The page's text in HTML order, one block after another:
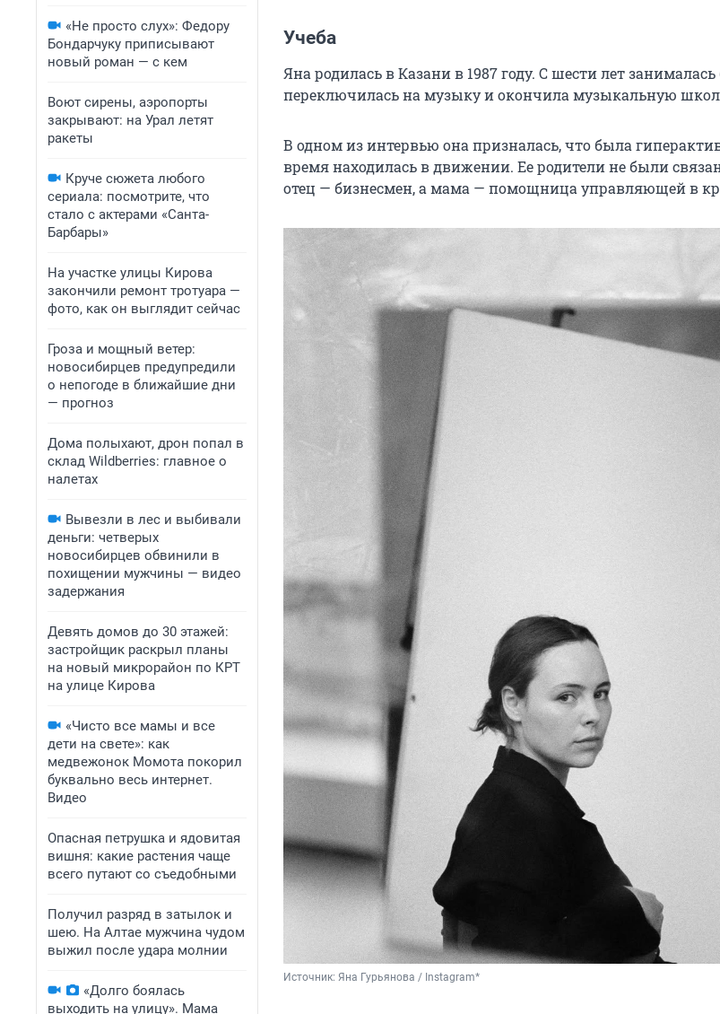
«Не просто слух»: Федору
Бондарчуку приписывают
новый роман — с кем
Воют сирены, аэропорты
закрывают: на Урал летят
ракеты
Круче сюжета любого
сериала: посмотрите, что
стало с актерами «Санта-
Барбары»
На участке улицы Кирова
закончили ремонт тротуара —
фото, как он выглядит сейчас
Гроза и мощный ветер:
новосибирцев предупредили
о непогоде в ближайшие дни
— прогноз
Дома полыхают, дрон попал в
склад Wildberries: главное о
налетах
Вывезли в лес и выбивали
деньги: четверых
новосибирцев обвинили в
похищении мужчины — видео
задержания
Девять домов до 30 этажей:
застройщик раскрыл планы
на новый микрорайон по КРТ
на улице Кирова
«Чисто все мамы и все
дети на свете»: как
медвежонок Момота покорил
буквально весь интернет.
Видео
Опасная петрушка и ядовитая
вишня: какие растения чаще
всего путают со съедобными
Получил разряд в затылок и
шею. На Алтае мужчина чудом
выжил после удара молнии
«Долго боялась
выходить на улицу». Мама
Учеба
Яна родилась в Казани в 1987 году. С шести лет занималась
переключилась на музыку и окончила музыкальную
В одном из интервью она призналась, что была
время находилась в движении. Ее родители не были
отец — бизнесмен, а мама — помощница управляющей в
Источник: Яна Гурьянова / Instagram*